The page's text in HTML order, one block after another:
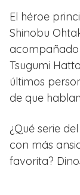
El héroe
Shinobu
acompañado
Tsugumi
últimos
de que
¿Qué serie
con más
favorita?